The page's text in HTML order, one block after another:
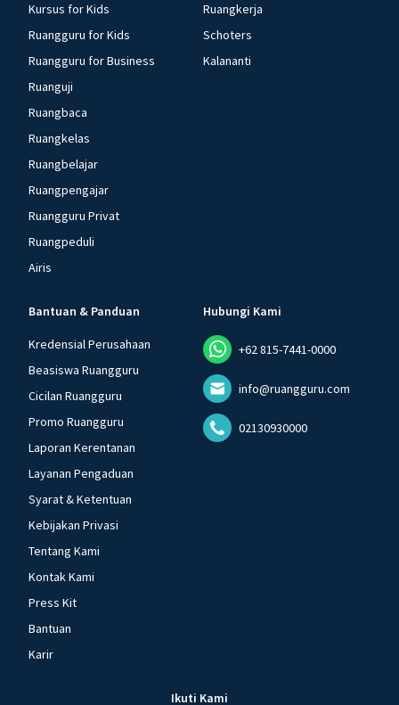
Kursus for Kids
Ruangguru for Kids
Ruangguru for Business
Ruanguji
Ruangbaca
Ruangkelas
Ruangbelajar
Ruangpengajar
Ruangguru Privat
Ruangpeduli
Airis
Ruangkerja
Schoters
Kalananti
Bantuan & Panduan
Kredensial Perusahaan
Beasiswa Ruangguru
Cicilan Ruangguru
Promo Ruangguru
Laporan Kerentanan
Layanan Pengaduan
Syarat & Ketentuan
Kebijakan Privasi
Tentang Kami
Kontak Kami
Press Kit
Bantuan
Karir
Hubungi Kami
+62 815-7441-0000
info@ruangguru.com
02130930000
Ikuti Kami